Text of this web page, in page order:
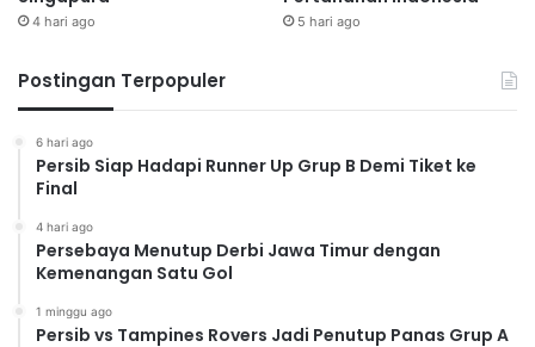
4 hari ago 5 hari ago
Postingan Terpopuler
6 hari ago
Persib Siap Hadapi Runner Up Grup B Demi Tiket ke
Final
4 hari ago
Persebaya Menutup Derbi Jawa Timur dengan
Kemenangan Satu Gol
1 minggu ago
Persib vs Tampines Rovers Jadi Penutup Panas Grup A